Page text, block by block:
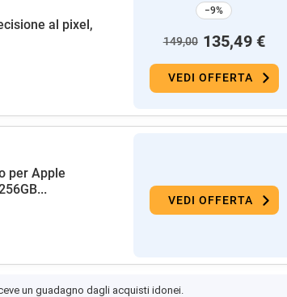
al pixel,
−9%
149,00 135,49 €
VEDI OFFERTA
per Apple
VEDI OFFERTA
un guadagno dagli acquisti idonei.